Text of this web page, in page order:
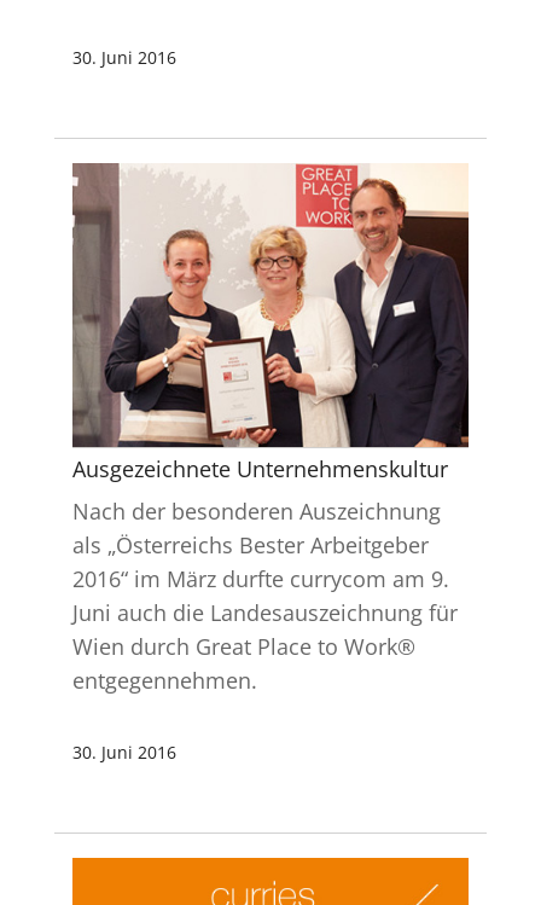
30. Juni 2016
Ausgezeichnete Unternehmenskultur
Nach der besonderen Auszeichnung
als „Österreichs Bester Arbeitgeber
2016“ im März durfte currycom am 9.
Juni auch die Landesauszeichnung für
Wien durch Great Place to Work®
entgegennehmen.
30. Juni 2016